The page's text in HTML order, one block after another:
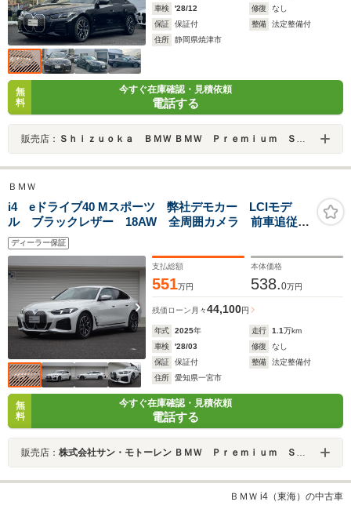
車検
'28/12 修復
なし
保証
保証付 整備
法定整備付
住所
静岡県焼津市
無
料
今すぐ在庫確認・見積依頼
電話する
販売店： Ｓｈｉｚｕｏｋａ ＢＭＷ ＢＭＷ Ｐｒｅｍｉｕｍ Ｓｅｌｅｃｔｉｏｎ 焼津
ＢＭＷ
i4 eドライブ40 Mスポーツ 弊社デモカー LCIモデ
ル ブラックレザー 18AW 全周囲カメラ 前車追従シ
ステム 純正ナビゲーション 純正ETC LEDヘッドラ
イト ワンオーナー 禁煙車 2年保証
ディーラー保証
支払総額
551万円
本体価格
538.0万円
残価ローン 月々44,100円
年式 2025年 走行 1.1万km
車検
'28/03 修復
なし
保証
保証付 整備
法定整備付
住所
愛知県一宮市
無
料
今すぐ在庫確認・見積依頼
電話する
販売店： 株式会社サン・モトーレン ＢＭＷ Ｐｒｅｍｉｕｍ Ｓｅｌｅｃｔｉｏｎ 一宮
ＢＭＷ i4（東海）の中古車